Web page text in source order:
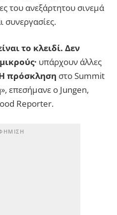
του ανεξάρτητου σινεμά
συνεργασίες.
το κλειδί. Δεν
υπάρχουν άλλες
πρόσκληση στο Summit
επεσήμανε ο Jungen,
Reporter.